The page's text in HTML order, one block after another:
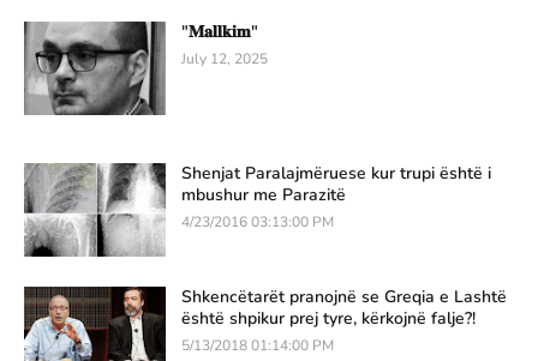
"𝐌𝐚𝐥𝐥𝐤𝐢𝐦"
July 12, 2025
Shenjat Paralajmëruese kur trupi është i
mbushur me Parazitë
4/23/2016 03:13:00 PM
Shkencëtarët pranojnë se Greqia e Lashtë
është shpikur prej tyre, kërkojnë falje?!
5/13/2018 01:14:00 PM